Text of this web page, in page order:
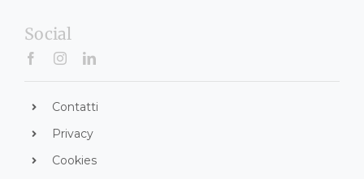
Social
Contatti
Privacy
Cookies